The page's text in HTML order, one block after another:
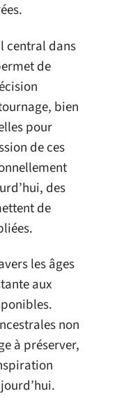
central dans
de
bien
pour
de ces
des
de
les âges
aux
non
à préserver,